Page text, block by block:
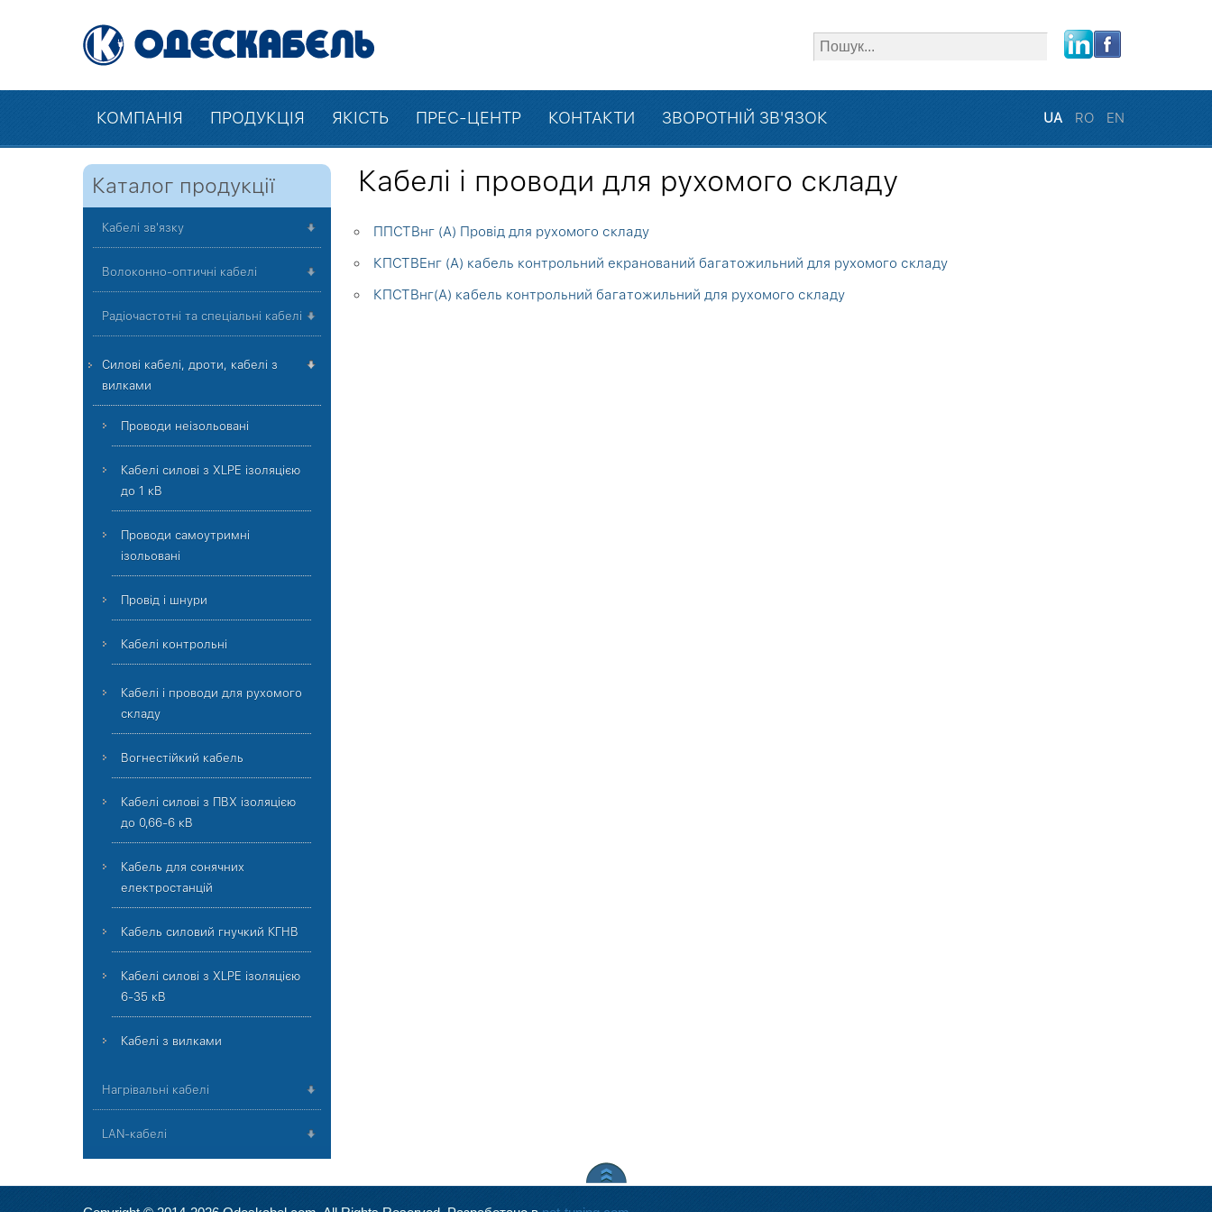
КОМПАНІЯ ПРОДУКЦІЯ ЯКІСТЬ ПРЕС-ЦЕНТР КОНТАКТИ ЗВОРОТНІЙ ЗВ'ЯЗОК UA RO EN
Каталог продукції
Кабелі зв'язку
Волоконно-оптичні кабелі
Радіочастотні та спеціальні кабелі
Силові кабелі, дроти, кабелі з
вилками
Проводи неізольовані
Кабелі силові з XLPE ізоляцією
до 1 кВ
Проводи самоутримні
ізольовані
Провід і шнури
Кабелі контрольні
Кабелі і проводи для рухомого
складу
Вогнестійкий кабель
Кабелі силові з ПВХ ізоляцією
до 0,66-6 кВ
Кабель для сонячних
електростанцій
Кабель силовий гнучкий КГНВ
Кабелі силові з XLPE ізоляцією
6-35 кВ
Кабелі з вилками
Нагрівальні кабелі
LAN-кабелі
Кабелі і проводи для рухомого складу
ППСТВнг (А) Провід для рухомого складу
КПСТВЕнг (А) кабель контрольний екранований багатожильний для рухомого складу
КПСТВнг(А) кабель контрольний багатожильний для рухомого складу
close